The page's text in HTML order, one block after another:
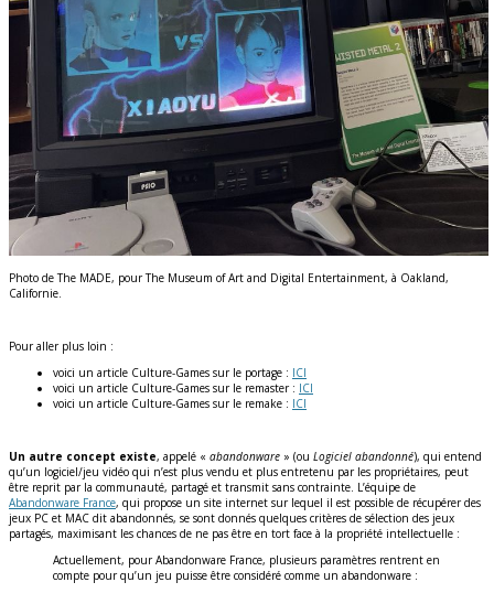
Photo de The MADE, pour The Museum of Art and Digital Entertainment, à Oakland,
Californie.
Pour aller plus loin :
voici un article Culture-Games sur le portage : ICI
voici un article Culture-Games sur le remaster : ICI
voici un article Culture-Games sur le remake : ICI
Un autre concept existe, appelé « abandonware » (ou Logiciel abandonné), qui entend
qu’un logiciel/jeu vidéo qui n’est plus vendu et plus entretenu par les propriétaires, peut
être reprit par la communauté, partagé et transmit sans contrainte. L’équipe de
Abandonware France, qui propose un site internet sur lequel il est possible de récupérer des
jeux PC et MAC dit abandonnés, se sont donnés quelques critères de sélection des jeux
partagés, maximisant les chances de ne pas être en tort face à la propriété intellectuelle :
Actuellement, pour Abandonware France, plusieurs paramètres rentrent en
compte pour qu’un jeu puisse être considéré comme un abandonware :